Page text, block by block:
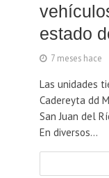
estado
7 meses hace
Las unidades
Cadereyta dd
San Juan del
En diversos...